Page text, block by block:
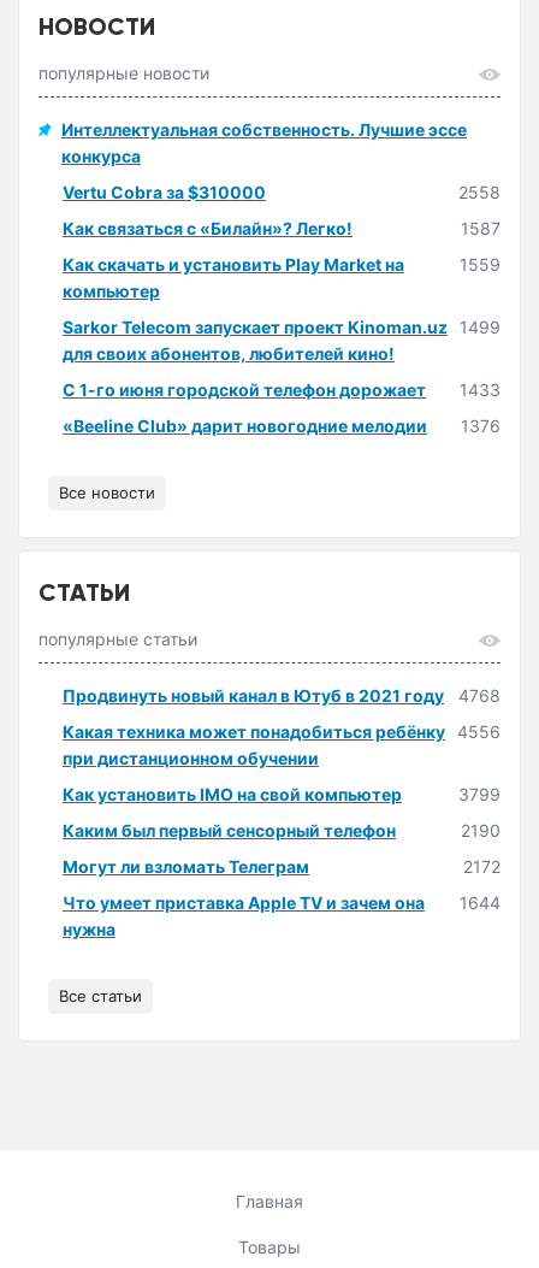
НОВОСТИ
популярные новости
Интеллектуальная собственность. Лучшие эссе
конкурса
Vertu Cobra за $310000
2558
Как связаться с «Билайн»? Легко!
1587
Как скачать и установить Play Market на
компьютер
1559
Sarkor Telecom запускает проект Kinoman.uz
для своих абонентов, любителей кино!
1499
С 1-го июня городской телефон дорожает
1433
«Beeline Club» дарит новогодние мелодии
1376
Все новости
СТАТЬИ
популярные статьи
Продвинуть новый канал в Ютуб в 2021 году
4768
Какая техника может понадобиться ребёнку
при дистанционном обучении
4556
Как установить IMO на свой компьютер
3799
Каким был первый сенсорный телефон
2190
Могут ли взломать Телеграм
2172
Что умеет приставка Apple TV и зачем она
нужна
1644
Все статьи
Главная
Товары